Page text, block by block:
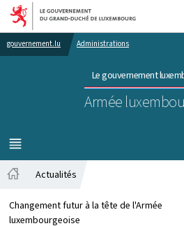
Aller au menu
Aller au
gouvernement.lu Administrations
Le gouvernement
Armée
MENU
PRINCIPAL
Actualités
Changement futur à la tête de l'Armée
luxembourgeoise